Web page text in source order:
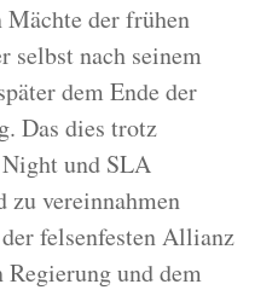
Mächte der frühen
selbst nach seinem
dem Ende der
Das dies trotz
und SLA
zu vereinnahmen
felsenfesten Allianz
und dem